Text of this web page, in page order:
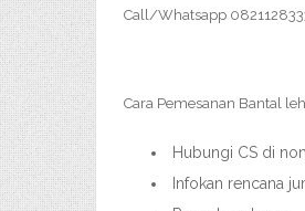
Call/Whatsapp
Cara Pemesanan Bantal
Hubungi CS di
Infokan rencana